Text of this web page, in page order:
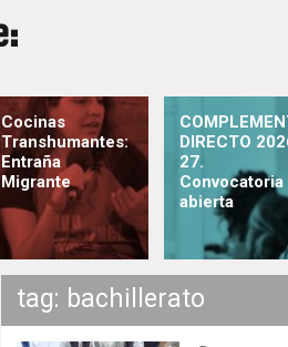
Cocinas
Transhumantes:
Entraña
Migrante
DIRECTO
27.
Convocatoria
abierta
tag: bachillerato